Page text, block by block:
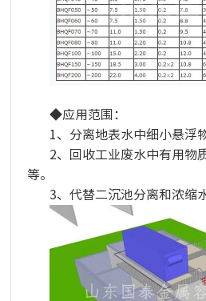
◆应用范围：
1、分离地表水中细小悬浮
2、回收工业废水中有用物
等。
3、代替二沉池分离和浓缩